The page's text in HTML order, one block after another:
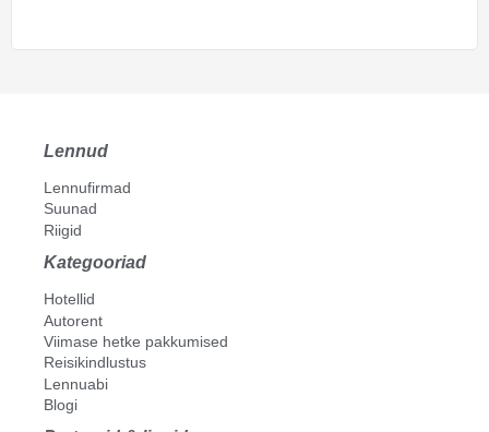
Nogales
Nuevo Laredo
Oaxaca
Pachuca
Piedras Negras
Puebla
Puerto Vallarta
Queretaro
Reynosa
Salamanca
Lennud
Lennufirmad
Suunad
Riigid
Kategooriad
Hotellid
Autorent
Viimase hetke pakkumised
Reisikindlustus
Lennuabi
Blogi